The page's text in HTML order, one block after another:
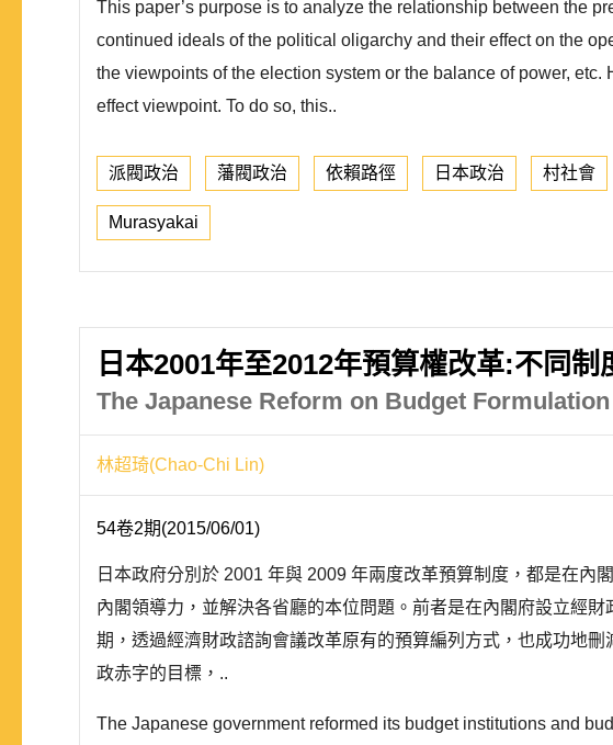
This paper’s purpose is to analyze the relationship between the
continued ideals of the political oligarchy and their effect on the
the viewpoints of the election system or the balance of power,
effect viewpoint. To do so, this..
派閥政治 藩閥政治 依賴路徑 日本政治 村社會
Murasyakai
日本2001年至2012年預算權改革:不同制
The Japanese Reform on Budget
林超琦(Chao-Chi Lin)
54卷2期(2015/06/01)
日本政府分別於 2001 年與 2009 年兩度改革預算制度，都是在
內閣領導力，並解決各省廳的本位問題。前者是在內閣府設立經
期，透過經濟財政諮詢會議改革原有的預算編列方式，也成功地
政赤字的目標，..
The Japanese government reformed its budget institutions and